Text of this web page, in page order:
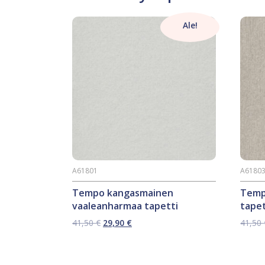
Ale!
Tempo kangasmainen
vaaleanharmaa tapetti
A61801
41,50€ Alkuperäinen
29,90 €Nykyinen
A61803
41,50